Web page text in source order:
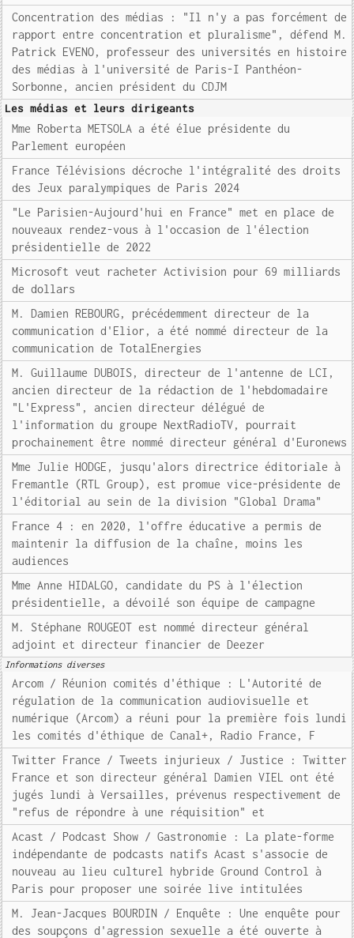
Concentration des médias : "Il n'y a pas forcément de
rapport entre concentration et pluralisme", défend M.
Patrick EVENO, professeur des universités en histoire
des médias à l'université de Paris-I Panthéon-
Sorbonne, ancien président du CDJM
Les médias et leurs dirigeants
Mme Roberta METSOLA a été élue présidente du
Parlement européen
France Télévisions décroche l'intégralité des droits
des Jeux paralympiques de Paris 2024
"Le Parisien-Aujourd'hui en France" met en place de
nouveaux rendez-vous à l'occasion de l'élection
présidentielle de 2022
Microsoft veut racheter Activision pour 69 milliards
de dollars
M. Damien REBOURG, précédemment directeur de la
communication d'Elior, a été nommé directeur de la
communication de TotalEnergies
M. Guillaume DUBOIS, directeur de l'antenne de LCI,
ancien directeur de la rédaction de l'hebdomadaire
"L'Express", ancien directeur délégué de
l'information du groupe NextRadioTV, pourrait
prochainement être nommé directeur général d'Euronews
Mme Julie HODGE, jusqu'alors directrice éditoriale à
Fremantle (RTL Group), est promue vice-présidente de
l'éditorial au sein de la division "Global Drama"
France 4 : en 2020, l'offre éducative a permis de
maintenir la diffusion de la chaîne, moins les
audiences
Mme Anne HIDALGO, candidate du PS à l'élection
présidentielle, a dévoilé son équipe de campagne
M. Stéphane ROUGEOT est nommé directeur général
adjoint et directeur financier de Deezer
Informations diverses
Arcom / Réunion comités d'éthique : L'Autorité de
régulation de la communication audiovisuelle et
numérique (Arcom) a réuni pour la première fois lundi
les comités d'éthique de Canal+, Radio France, F
Twitter France / Tweets injurieux / Justice : Twitter
France et son directeur général Damien VIEL ont été
jugés lundi à Versailles, prévenus respectivement de
"refus de répondre à une réquisition" et
Acast / Podcast Show / Gastronomie : La plate-forme
indépendante de podcasts natifs Acast s'associe de
nouveau au lieu culturel hybride Ground Control à
Paris pour proposer une soirée live intitulées
M. Jean-Jacques BOURDIN / Enquête : Une enquête pour
des soupçons d'agression sexuelle a été ouverte à